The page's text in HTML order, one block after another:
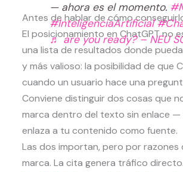
— ahora es el momento.
#InteligenciaArtificial
♬ are you ready? – NEU
Antes de hablar de cómo
El posicionamiento en ChatGPT no
una lista de resultados donde
y más valioso: la posibilidad de que
cuando un usuario hace una
Conviene distinguir dos cosas que
marca dentro del texto sin enlace
enlaza a tu contenido como fuente.
Las dos importan, pero por
marca. La cita genera tráfico directo.